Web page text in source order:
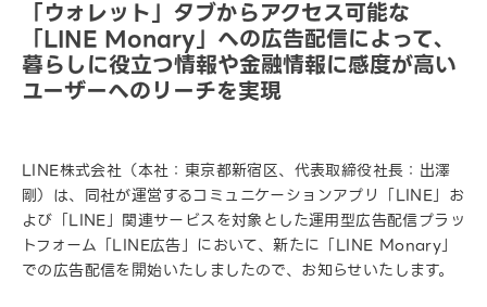
「ウォレット」タブからアクセス可能な
「LINE Monary」への広告配信によって、
暮らしに役立つ情報や金融情報に感度が高い
ユーザーへのリーチを実現
LINE株式会社（本社：東京都新宿区、代表取締役社長：出澤
剛）は、同社が運営するコミュニケーションアプリ「LINE」お
よび「LINE」関連サービスを対象とした運用型広告配信プラッ
トフォーム「LINE広告」において、新たに「LINE Monary」
での広告配信を開始いたしましたので、お知らせいたします。